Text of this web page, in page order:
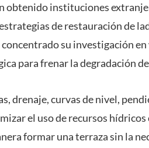
obtenido instituciones
de restauración de
su investigación
para frenar la degradación
drenaje, curvas de nivel,
el uso de recursos
formar una terraza sin la